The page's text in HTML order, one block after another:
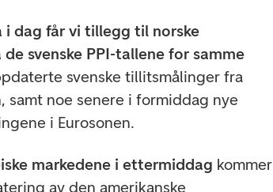
i dag får vi tillegg til norske
svenske PPI-tallene for samme
svenske tillitsmålinger fra
noe senere i formiddag nye
i Eurosonen.
markedene i ettermiddag kommer
av den amerikanske